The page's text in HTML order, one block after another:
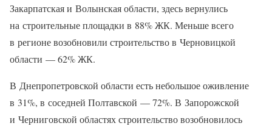
Закарпатская и Волынская области, здесь вернулись
на строительные площадки в 88% ЖК. Меньше всего
в регионе возобновили строительство в Черновицкой
области — 62% ЖК.
В Днепропетровской области есть небольшое оживление
в 31%, в соседней Полтавской — 72%. В Запорожской
и Черниговской областях строительство возобновилось